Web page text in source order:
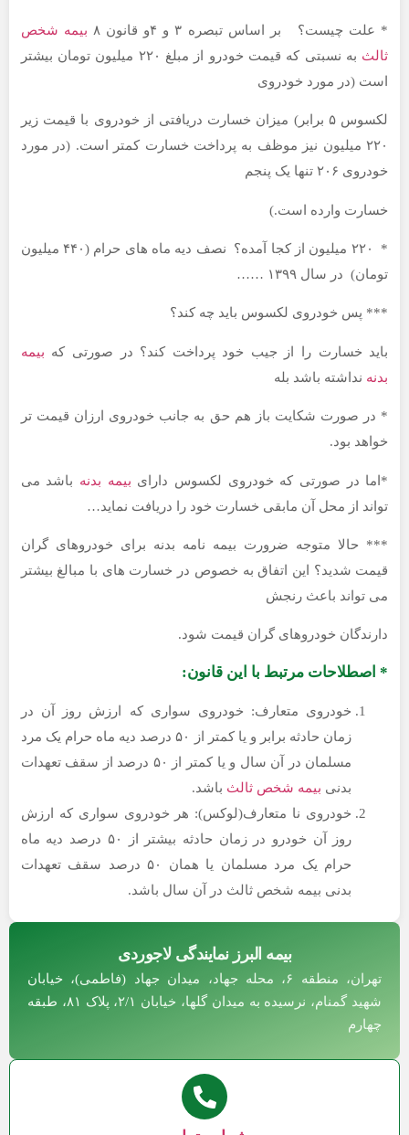
بر اساس تبصره ۳ و ۴و قانون ۸
بیمه شخص
به نسبتی که قیمت خودرو از مبلغ ۲۲۰ میلیون تومان بیشتر
مورد خودروی
لکسوس ۵ برابر) میزان خسارت دریافتی از خودروی با قیمت زیر
میلیون نیز موظف به پرداخت خسارت کمتر است. (در مورد
وارده است.)
* ۲۲۰ میلیون از کجا آمده؟ نصف دیه ماه های حرام (۴۴۰ میلیون
سال ۱۳۹۹ ……
خودروی لکسوس باید چه کند؟
خسارت را از جیب خود پرداخت کند؟ در صورتی کهبیمه
باشد بله
شکایت باز هم حق به جانب خودروی ارزان قیمت تر
بود.
در صورتی که خودروی لکسوس دارایبیمه بدنهباشد می
از محل آن مابقی خسارت خود را دریافت نماید…
متوجه ضرورت بیمه نامه بدنه برای خودروهای گران
شدید؟ این اتفاق به خصوص در خسارت های با مبالغ بیشتر
باعث رنجش
خودروهای گران قیمت شود.
مرتبط با این قانون:
خودروی متعارف: خودروی سواری که ارزش روز آن در
زمان حادثه برابر و یا کمتر از ۵۰ درصد دیه ماه حرام یک مرد
مسلمان در آن سال و یا کمتر از ۵۰ درصد از سقف تعهدات
بیمه شخص ثالثباشد.
خودروی نا متعارف(لوکس): هر خودروی سواری که ارزش
روز آن خودرو در زمان حادثه بیشتر از ۵۰ درصد دیه ماه
حرام یک مرد مسلمان یا همان ۵۰ درصد سقف تعهدات
بدنی بیمه شخص ثالث در آن سال باشد.
بیمه البرز نمایندگی لاجوردی
تهران، منطقه ۶، محله جهاد، میدان جهاد (فاطمی)، خیابان
شهید گمنام، نرسیده به میدان گلها، خیابان ۲/۱، پلاک ۸۱، طبقه